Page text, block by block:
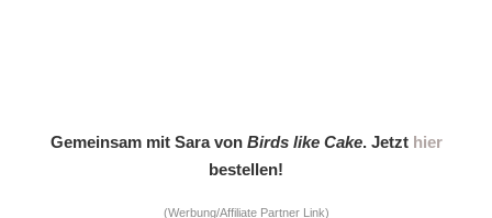
Gemeinsam mit Sara von Birds like Cake. Jetzt hier
bestellen!
(Werbung/Affiliate Partner Link)